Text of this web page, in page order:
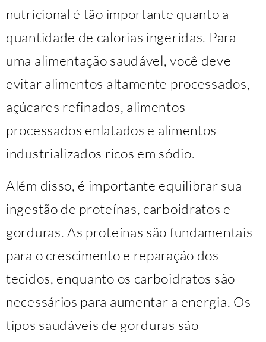
nutricional é tão importante quanto a
quantidade de calorias ingeridas. Para
uma alimentação saudável, você deve
evitar alimentos altamente processados,
açúcares refinados, alimentos
processados ​​enlatados e alimentos
industrializados ricos em sódio.
Além disso, é importante equilibrar sua
ingestão de proteínas, carboidratos e
gorduras. As proteínas são fundamentais
para o crescimento e reparação dos
tecidos, enquanto os carboidratos são
necessários para aumentar a energia. Os
tipos saudáveis ​​de gorduras são